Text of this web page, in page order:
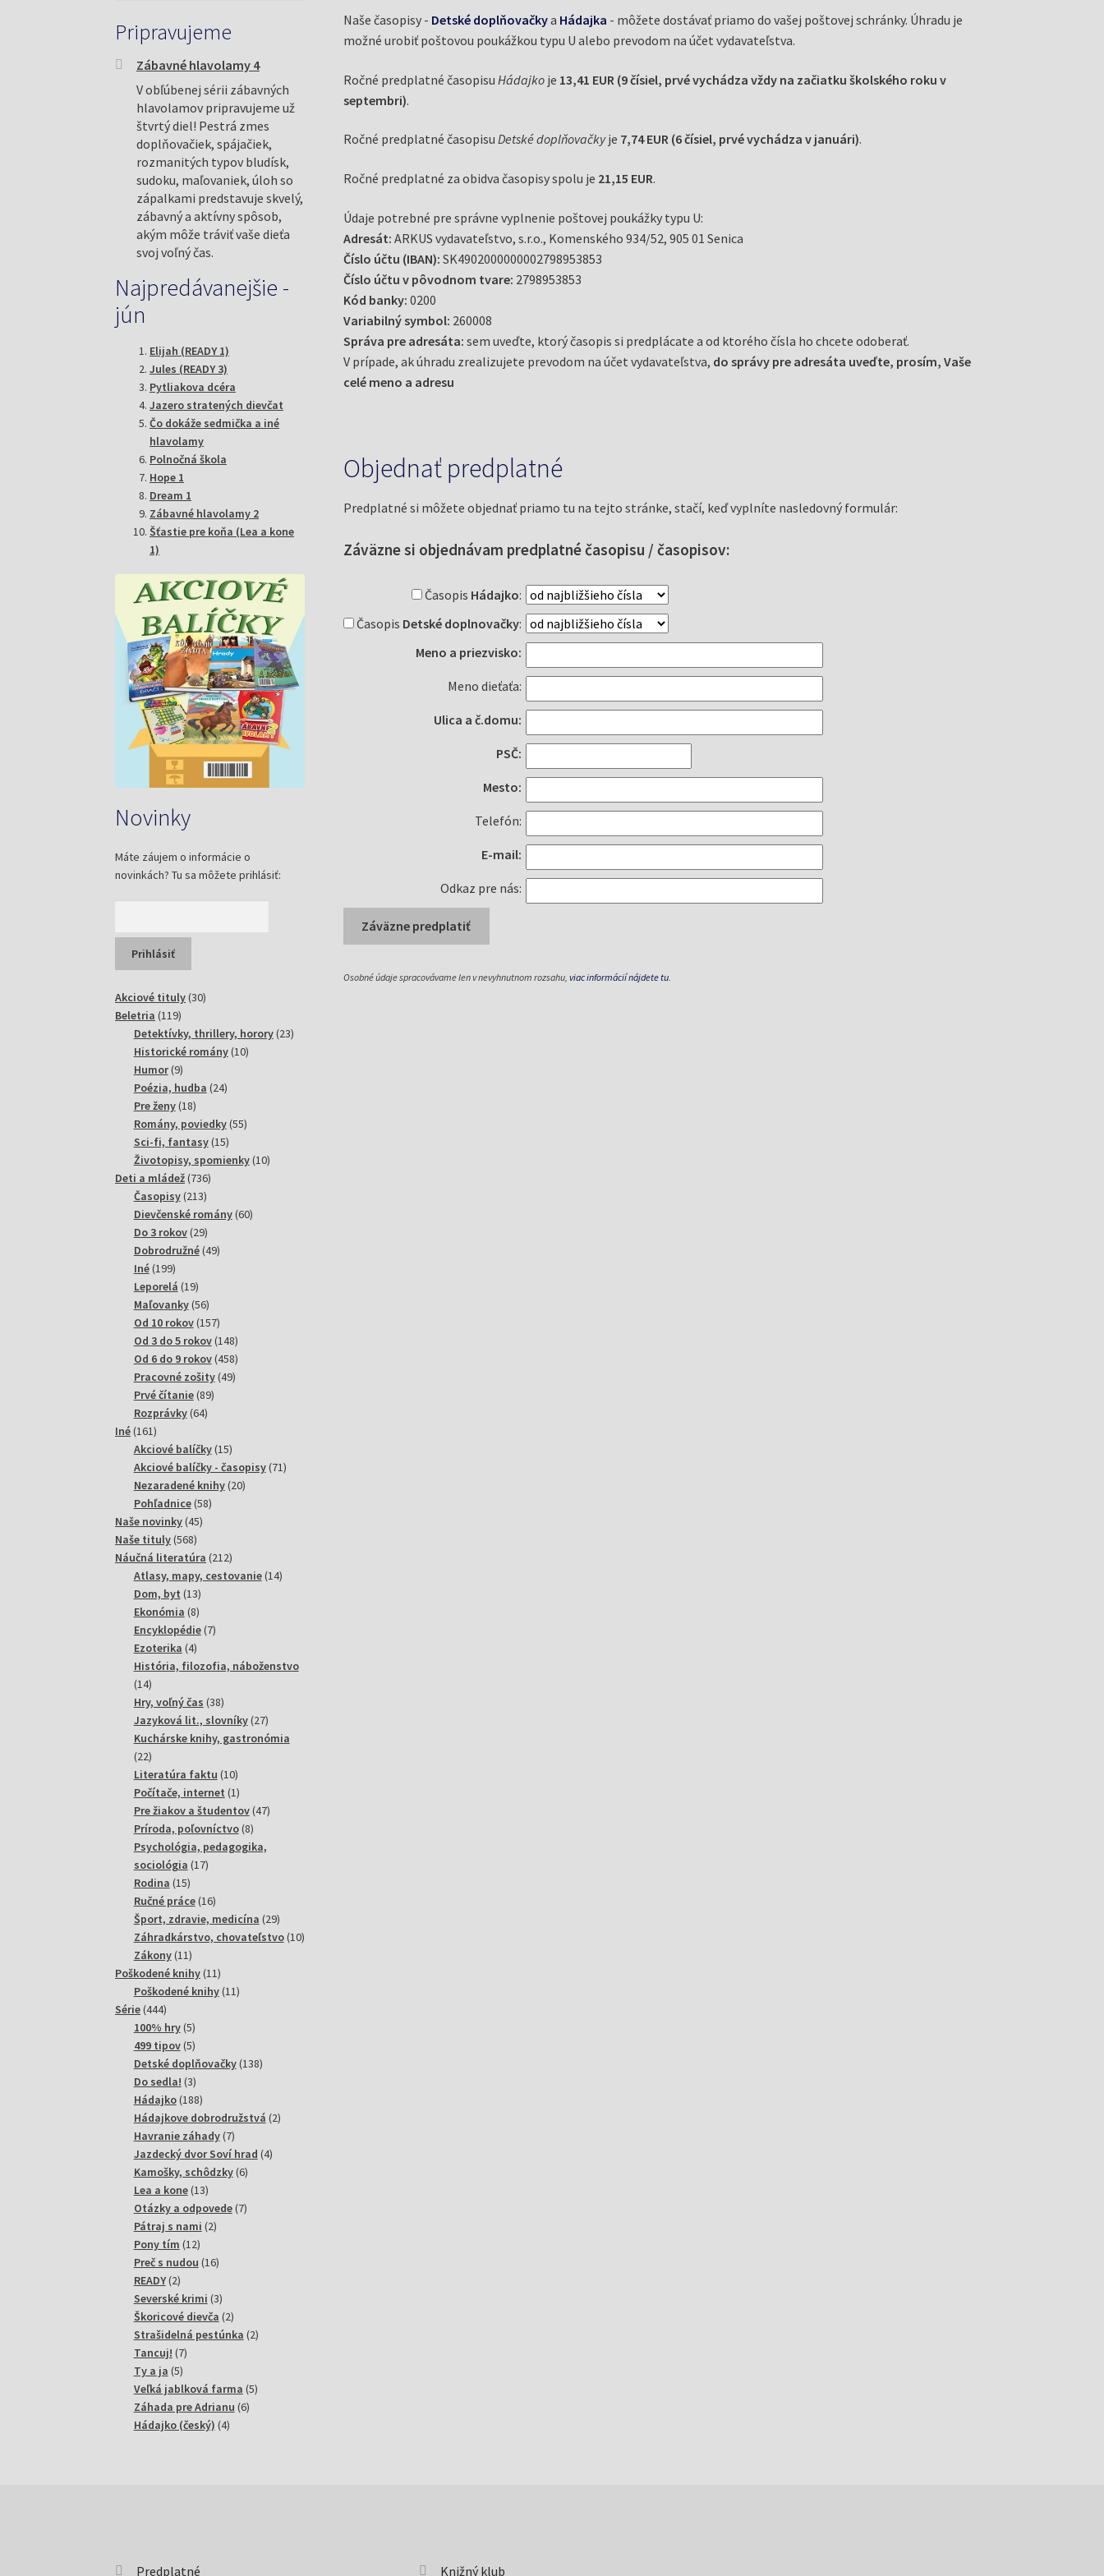
Naše časopisy - Detské doplňovačkya Hádajka - môžete dostávať priamo do vašej poštovej schránky. Úhradu je
možné urobiť poštovou poukážkou typu U alebo prevodom na účet vydavateľstva.
Ročné predplatné časopisu Hádajkoje 13,41 EUR (9 čísiel, prvé vychádza vždy na začiatku školského roku v
septembri).
Ročné predplatné časopisu Detské doplňovačkyje 7,74 EUR (6 čísiel, prvé vychádza v januári).
Ročné predplatné za obidva časopisy spolu je 21,15 EUR.
Údaje potrebné pre správne vyplnenie poštovej poukážky typu U:
Adresát: ARKUS vydavateľstvo, s.r.o., Komenského 934/52, 905 01 Senica
Číslo účtu (IBAN): SK4902000000002798953853
Číslo účtu v pôvodnom tvare: 2798953853
Kód banky: 0200
Variabilný symbol: 260008
Správa pre adresáta: sem uveďte, ktorý časopis si predplácate a od ktorého čísla ho chcete odoberať.
V prípade, ak úhradu zrealizujete prevodom na účet vydavateľstva, do správy pre adresáta uveďte, prosím, Vaše
celé meno a adresu
Objednať predplatné
Predplatné si môžete objednať priamo tu na tejto stránke, stačí, keď vyplníte nasledovný formulár:
Záväzne si objednávam predplatné časopisu / časopisov:
Časopis Hádajko:
Časopis Detské doplnovačky:
Meno a priezvisko:
Meno dieťaťa:
Ulica a č.domu:
PSČ:
Mesto:
Telefón:
E-mail:
Odkaz pre nás:
Osobné údaje spracovávame len v nevyhnutnom rozsahu, viac informácií nájdete tu.
Pripravujeme
Zábavné hlavolamy 4
V obľúbenej sérii zábavných
hlavolamov pripravujeme už
štvrtý diel! Pestrá zmes
doplňovačiek, spájačiek,
rozmanitých typov bludísk,
sudoku, maľovaniek, úloh so
zápalkami predstavuje skvelý,
zábavný a aktívny spôsob,
akým môže tráviť vaše dieťa
svoj voľný čas.
Najpredávanejšie -
jún
Elijah (READY 1)
Jules (READY 3)
Pytliakova dcéra
Jazero stratených dievčat
Čo dokáže sedmička a iné
hlavolamy
Polnočná škola
Hope 1
Dream 1
Zábavné hlavolamy 2
Šťastie pre koňa (Lea a kone
1)
Novinky
Máte záujem o informácie o
novinkách? Tu sa môžete prihlásiť:
Akciové tituly 3030
Beletria 119119
produktov
Detektívky, thrillery, horory 2323
Historické romány 1010
Humor 99
produktov
Poézia, hudba 2424
Pre ženy 1818
produktov
Romány, poviedky 5555
Sci-fi, fantasy 1515
produktov
Životopisy, spomienky 1010
Deti a mládež 736736
Časopisy 213213
produktov
Dievčenské romány 6060
Do 3 rokov 2929
produktov
Dobrodružné 4949
Iné 199199
produktov
Leporelá 1919
produktov
Maľovanky 5656
produktov
Od 10 rokov 157157
produktov
Od 3 do 5 rokov 148148
produktov
Od 6 do 9 rokov 458458
produktov
Pracovné zošity 4949
Prvé čítanie 8989
Rozprávky 6464
Iné 161161
produktov
Akciové balíčky 1515
produktov
Akciové balíčky - časopisy 7171
Nezaradené knihy 2020
Pohľadnice 5858
Naše novinky 4545
Naše tituly 568568
produktov
Náučná literatúra 212212
produktov
Atlasy, mapy, cestovanie 1414
Dom, byt 1313
produktov
Ekonómia 88
produktov
Encyklopédie 77
Ezoterika 44
produkty
História, filozofia, náboženstvo
1414
produktov
Hry, voľný čas 3838
produktov
Jazyková lit., slovníky 2727
produktov
Kuchárske knihy, gastronómia
2222
produktov
Literatúra faktu 1010
produktov
Počítače, internet 11
produkt
Pre žiakov a študentov 4747
Príroda, poľovníctvo 88
produktov
Psychológia, pedagogika,
sociológia 1717
Rodina 1515
produktov
Ručné práce 1616
produktov
Šport, zdravie, medicína 2929
produktov
Záhradkárstvo, chovateľstvo 1010
Zákony 1111
produktov
Poškodené knihy 1111
produktov
Poškodené knihy 1111
Série 444444
produktov
100% hry 55
produktov
499 tipov 55
produktov
Detské doplňovačky 138138
Do sedla! 33
produkty
Hádajko 188188
produktov
Hádajkove dobrodružstvá 22
Havranie záhady 77
produktov
Jazdecký dvor Soví hrad 44
Kamošky, schôdzky 66
Lea a kone 1313
produktov
Otázky a odpovede 77
Pátraj s nami 22
Pony tím 1212
produktov
Preč s nudou 1616
READY 22
produkty
Severské krimi 33
produkty
Škoricové dievča 22
produkty
Strašidelná pestúnka 22
Tancuj! 77
Ty a ja 55
produktov
Veľká jablková farma 55
Záhada pre Adrianu 66
Hádajko (český) 44
Predplatné Knižný klub